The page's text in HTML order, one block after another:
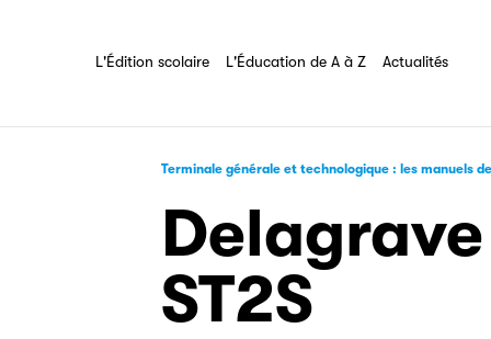
L'Édition scolaire L'Éducation de A à Z Actualités
Tout savoir sur l'association
L'Édition scolaire
L'Éducation de A à Z
Terminale générale et technologique : les manuels
Delagrave
ST2S